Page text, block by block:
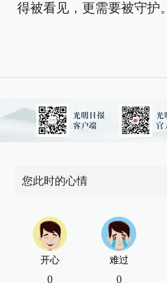
得被看见，更需要被守护。
您此时的心情
开心
0
难过
0